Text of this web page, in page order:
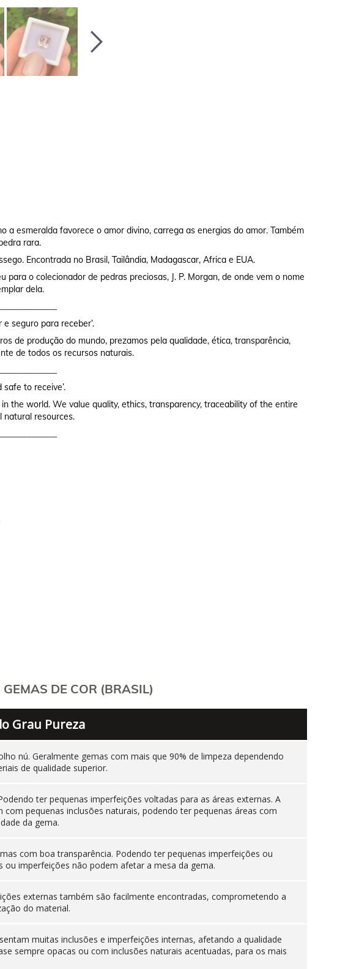
esmeralda favorece o amor divino, carrega as energias do amor. Também
rara.
Encontrada no Brasil, Tailândia, Madagascar, Africa e EUA.
o colecionador de pedras preciosas, J. P. Morgan, de onde vem o nome
dela.
seguro para receber’.
de produção do mundo, prezamos pela qualidade, ética, transparência,
de todos os recursos naturais.
to receive’.
the world. We value quality, ethics, transparency, traceability of the entire
natural resources.
DE COR (BRASIL)
Grau Pureza
nú. Geralmente gemas com mais que 90% de limpeza dependendo
de qualidade superior.
ter pequenas imperfeições voltadas para as áreas externas. A
pequenas inclusões naturais, podendo ter pequenas áreas com
da gema.
com boa transparência. Podendo ter pequenas imperfeições ou
ou imperfeições não podem afetar a mesa da gema.
externas também são facilmente encontradas, comprometendo a
do material.
muitas inclusões e imperfeições internas, afetando a qualidade
sempre opacas ou com inclusões naturais acentuadas, para os mais